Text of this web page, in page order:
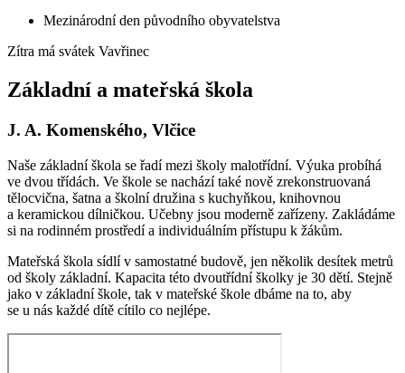
Mezinárodní den původního obyvatelstva
Zítra má svátek Vavřinec
Základní a mateřská škola
J. A. Komenského, Vlčice
Naše základní škola se řadí mezi školy malotřídní. Výuka probíhá
ve dvou třídách. Ve škole se nachází také nově zrekonstruovaná
tělocvična, šatna a školní družina s kuchyňkou, knihovnou
a keramickou dílničkou. Učebny jsou moderně zařízeny. Zakládáme
si na rodinném prostředí a individuálním přístupu k žákům.
Mateřská škola sídlí v samostatné budově, jen několik desítek metrů
od školy základní. Kapacita této dvoutřídní školky je 30 dětí. Stejně
jako v základní škole, tak v mateřské škole dbáme na to, aby
se u nás každé dítě cítilo co nejlépe.